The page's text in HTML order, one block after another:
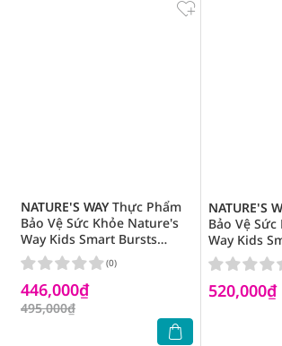
NATURE'S WAYThực Phẩm
Bảo Vệ Sức Khỏe Nature's
Way Kids Smart Bursts
Liquid Algae
Calcium+Magnesium+Zinc
30 Viên
446,000₫
495,000₫
(0)
NATURE'S
Bảo Vệ Sức
Way Kids
300Mg
Viên
520,000₫